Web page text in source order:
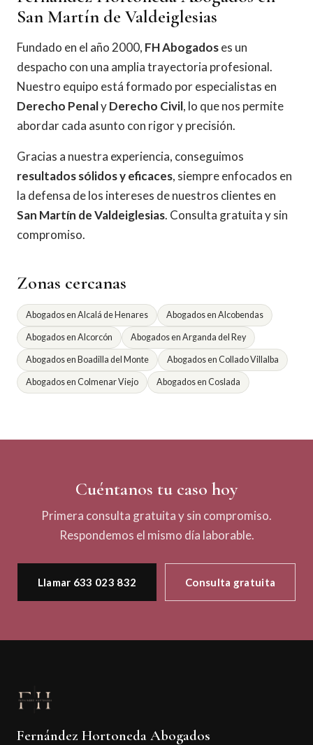
San Martín de Valdeiglesias
Fundado en el año 2000, FH Abogadoses un
despacho con una amplia trayectoria profesional.
Nuestro equipo está formado por especialistas en
Derecho PenalyDerecho Civil, lo que nos permite
abordar cada asunto con rigor y precisión.
Gracias a nuestra experiencia, conseguimos
resultados sólidos y eficaces, siempre enfocados en
la defensa de los intereses de nuestros clientes en
San Martín de Valdeiglesias. Consulta gratuita y sin
compromiso.
Zonas cercanas
Abogados en Alcalá de Henares Abogados en Alcobendas
Abogados en Alcorcón Abogados en Arganda del Rey
Abogados en Boadilla del Monte Abogados en Collado Villalba
Abogados en Colmenar Viejo Abogados en Coslada
Cuéntanos tu caso hoy
Primera consulta gratuita y sin compromiso.
Respondemos el mismo día laborable.
Llamar 633 023 832 Consulta gratuita
Fernández Hortoneda Abogados